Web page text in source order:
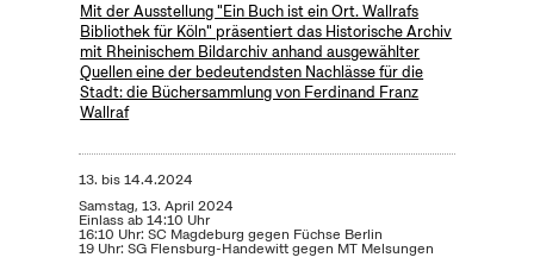
Mit der Ausstellung "Ein Buch ist ein Ort. Wallrafs
Bibliothek für Köln" präsentiert das Historische Archiv
mit Rheinischem Bildarchiv anhand ausgewählter
Quellen eine der bedeutendsten Nachlässe für die
Stadt: die Büchersammlung von Ferdinand Franz
Wallraf
13. bis14.4.2024
Samstag, 13. April 2024
Einlass ab 14:10 Uhr
16:10 Uhr: SC Magdeburg gegen Füchse Berlin
19 Uhr: SG Flensburg-Handewitt gegen MT Melsungen